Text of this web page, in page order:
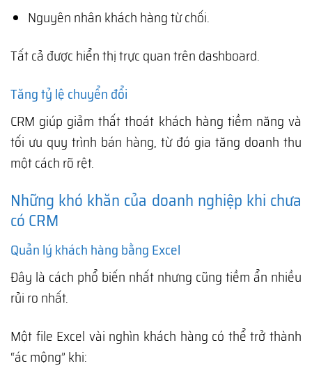
Nguyên nhân khách hàng từ chối.
Tất cả được hiển thị trực quan trên dashboard.
Tăng tỷ lệ chuyển đổi
CRM giúp giảm thất thoát khách hàng tiềm năng và
tối ưu quy trình bán hàng, từ đó gia tăng doanh thu
một cách rõ rệt.
Những khó khăn của doanh nghiệp khi chưa
có CRM
Quản lý khách hàng bằng Excel
Đây là cách phổ biến nhất nhưng cũng tiềm ẩn nhiều
rủi ro nhất.
Một file Excel vài nghìn khách hàng có thể trở thành
“ác mộng” khi: